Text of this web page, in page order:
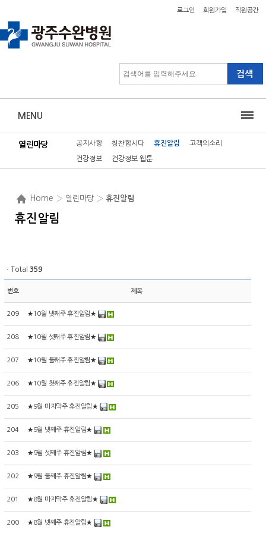
로그인 회원가입 직원공간
MENU
열린마당 공지사항 칭찬합시다 휴진알림 고객의소리
건강정보 건강정보 웹툰
Home › 열린마당 › 휴진알림
휴진알림
ㆍTotal 359
번호 제목
209 ★10월 넷째주 휴진알림★
208 ★10월 셋째주 휴진알림★
207 ★10월 둘째주 휴진알림★
206 ★10월 첫째주 휴진알림★
205 ★9월 마지막주 휴진알림★
204 ★9월 넷째주 휴진알림★
203 ★9월 셋째주 휴진알림★
202 ★9월 둘째주 휴진알림★
201 ★8월 마지막주 휴진알림★
200 ★8월 넷째주 휴진알림★